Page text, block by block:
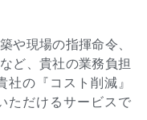
や現場の指揮命令、
ど、貴社の業務負担
の『コスト削減』
ただけるサービスで